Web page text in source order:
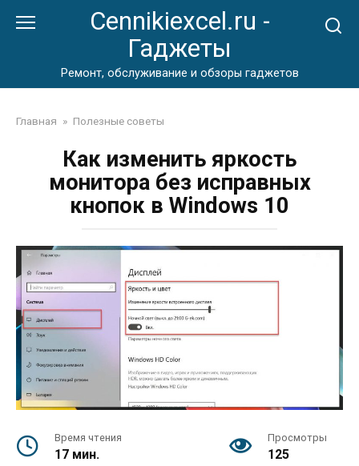
Cennikiexcel.ru -
Гаджеты
Ремонт, обслуживание и обзоры гаджетов
Главная » Полезные советы
Как изменить яркость
монитора без исправных
кнопок в Windows 10
Время чтения
17 мин.
Просмотры
125